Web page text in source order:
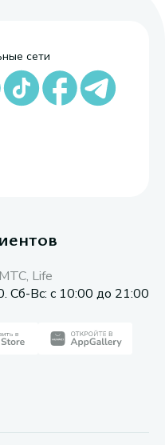
сети
Life
Сб-Вс: с 10:00 до 21:00